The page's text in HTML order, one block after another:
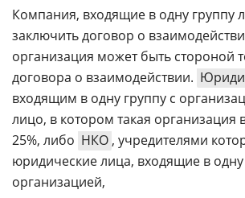
Компания, входящие в одну группу
заключить договор о
организация может быть стороной
договора о взаимодействии.
входящим в одну группу с
лицо, в котором такая организация
25%, либо НКО , учредителями
юридические лица, входящие в одну
организацией,